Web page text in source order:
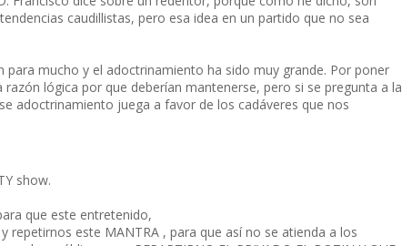
caudillistas, pero esa idea en un partido que no sea
para mucho y el adoctrinamiento ha sido muy grande. Por poner
lógica por que deberían mantenerse, pero si se pregunta a la
adoctrinamiento juega a favor de los cadáveres que nos
show.
que este entretenido,
repetirnos este MANTRA , para que así no se atienda a los